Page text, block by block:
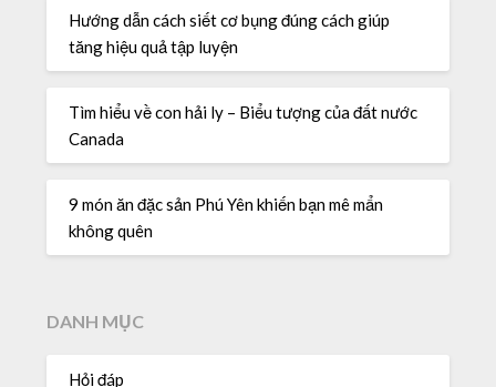
Hướng dẫn cách siết cơ bụng đúng cách giúp
tăng hiệu quả tập luyện
Tìm hiểu về con hải ly – Biểu tượng của đất nước
Canada
9 món ăn đặc sản Phú Yên khiến bạn mê mẩn
không quên
DANH MỤC
Hỏi đáp